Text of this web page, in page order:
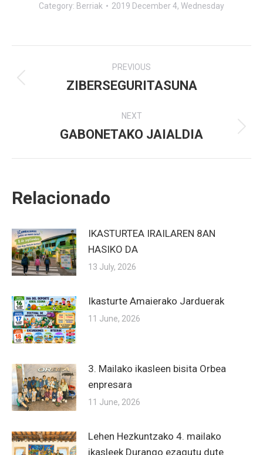
Category: Berriak 2019 December 4, Wednesday
navigation
PREVIOUS
Previous
ZIBERSEGURITASUNA
NEXT
Next
GABONETAKO JAIALDIA
Relacionado
IKASTURTEA IRAILAREN 8AN
HASIKO DA
13 July, 2026
Ikasturte Amaierako Jarduerak
11 June, 2026
3. Mailako ikasleen bisita Orbea
enpresara
11 June, 2026
Lehen Hezkuntzako 4. mailako
ikasleek Durango ezagutu dute